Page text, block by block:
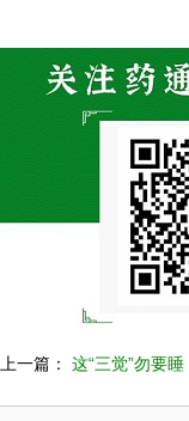
上一篇： 这“三觉”勿要睡